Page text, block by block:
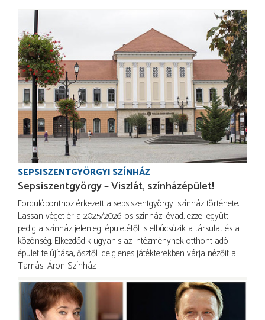
SEPSISZENTGYÖRGYI SZÍNHÁZ
Sepsiszentgyörgy – Viszlát, színházépület!
Fordulóponthoz érkezett a sepsiszentgyörgyi színház története.
Lassan véget ér a 2025/2026-os színházi évad, ezzel együtt
pedig a színház jelenlegi épületétől is elbúcsúzik a társulat és a
közönség. Elkezdődik ugyanis az intézménynek otthont adó
épület felújítása, ősztől ideiglenes játékterekben várja nézőit a
Tamási Áron Színház.